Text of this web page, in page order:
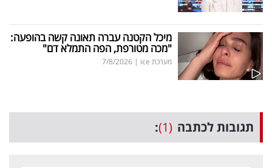
מיכל הקטנה עברה תאונה קשה בהופעה:
"מכה מטורפת, הפה התמלא דם"
מערכת ice |
7/8/2026
תגובות לכתבה (1)
: